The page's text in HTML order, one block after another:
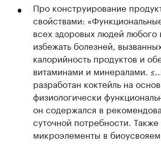
Про конструирование
свойствами:
всех здоровых людей любого
избежать болезней,
калорийность продуктов и
витаминами и минералами.
разработан коктейль на
физиологически
он содержался в
суточной потребности.
микроэлементы в